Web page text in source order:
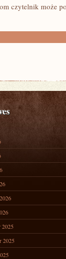
czytelnik może
2025
2025